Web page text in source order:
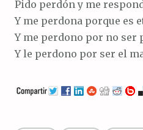
Pido perdón y me
Y me perdona porque es
Y me perdono por no ser
Y le perdono por ser el